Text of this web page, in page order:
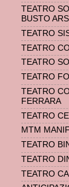
TEATRO
BUSTO
TEATRO
TEATRO
TEATRO
TEATRO
TEATRO
FERRARA
TEATRO
MTM
TEATRO
TEATRO
TEATRO